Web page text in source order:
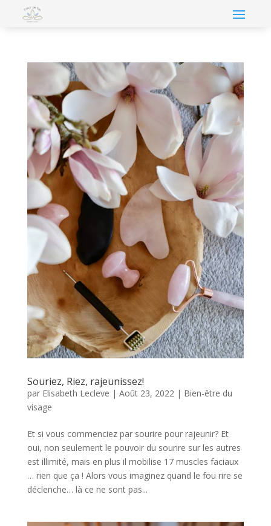
Souriez, Riez, rajeunissez!
par Elisabeth Lecleve | Août 23, 2022| Bien-être du
visage
Et si vous commenciez par sourire pour rajeunir? Et
oui, non seulement le pouvoir du sourire sur les autres
est illimité, mais en plus il mobilise 17 muscles faciaux
… rien que ça ! Alors vous imaginez quand le fou rire se
déclenche… là ce ne sont pas...